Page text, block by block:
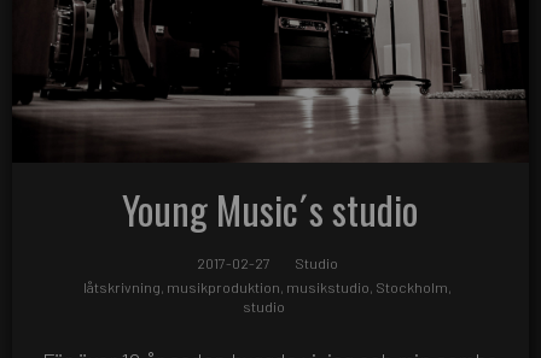
Young Music´s studio
2017-02-27
Studio
låtskrivning musikproduktion musikstudio Stockholm
studio